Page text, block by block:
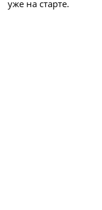
уже на старте.